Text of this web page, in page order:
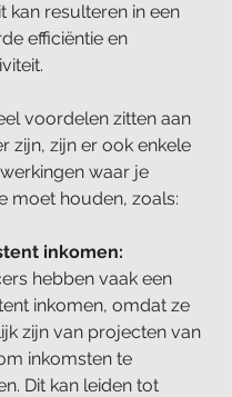
kan resulteren in een
efficiëntie en
voordelen zitten aan
zijn, zijn er ook enkele
waar je
moet houden, zoals:
inkomen:
hebben vaak een
inkomen, omdat ze
zijn van projecten van
inkomsten te
Dit kan leiden tot